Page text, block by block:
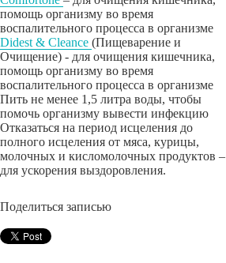
помощь организму во время
воспалительного процесса в организме
Didest & Cleance (Пищеварение и
Очищение) - для очищения кишечника,
помощь организму во время
воспалительного процесса в организме
Пить не менее 1,5 литра воды, чтобы
помочь организму вывести инфекцию
Отказаться на период исцеления до
полного исцеления от мяса, курицы,
молочных и кисломолочных продуктов –
для ускорения выздоровления.
Поделиться записью